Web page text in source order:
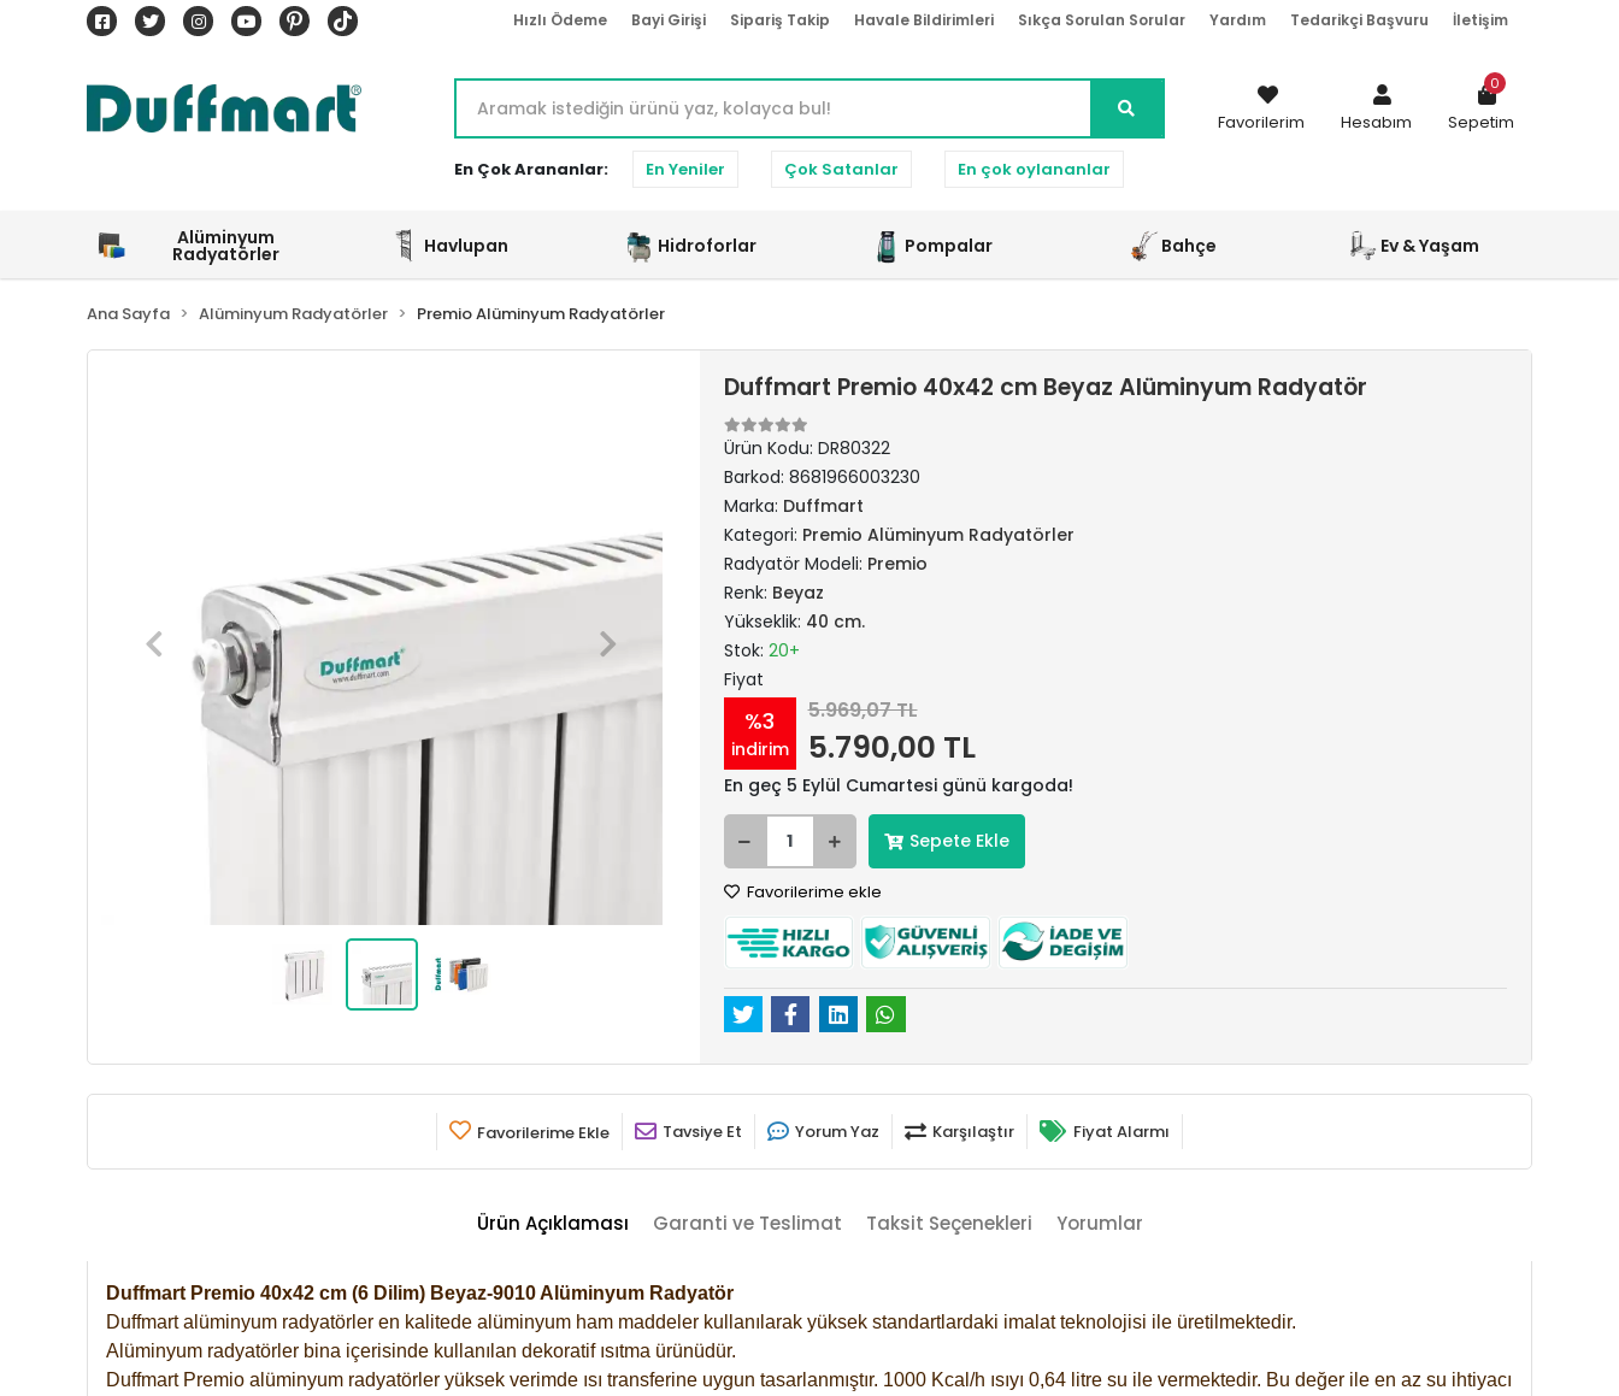
Hızlı Ödeme Bayi Girişi Sipariş Takip Havale Bildirimleri Sıkça Sorulan Sorular Yardım Tedarikçi Başvuru İletişim
En Çok Arananlar: En Yeniler Çok Satanlar En çok oylananlar
Favorilerim Hesabım Sepetim
0
Alüminyum
Radyatörler Havlupan Hidroforlar Pompalar Bahçe Ev & Yaşam
Ana Sayfa Alüminyum Radyatörler Premio Alüminyum Radyatörler
Duffmart Premio 40x42 cm Beyaz Alüminyum Radyatör
Ürün Kodu: DR80322
Barkod: 8681966003230
Marka: Duffmart
Kategori: Premio Alüminyum Radyatörler
Radyatör Modeli: Premio
Renk: Beyaz
Yükseklik: 40 cm.
Stok: 20+
Fiyat
%3
indirim
5.969,07 TL
5.790,00 TL
En geç 5 Eylül Cumartesi günü kargoda!
Sepete Ekle
Favorilerime ekle
Favorilerime Ekle Tavsiye Et Yorum Yaz Karşılaştır Fiyat Alarmı
Ürün Açıklaması Garanti ve Teslimat Taksit Seçenekleri Yorumlar
Duffmart Premio 40x42 cm (6 Dilim) Beyaz-9010 Alüminyum Radyatör
Duffmart alüminyum radyatörler en kalitede alüminyum ham maddeler kullanılarak yüksek standartlardaki imalat teknolojisi ile üretilmektedir.
Alüminyum radyatörler bina içerisinde kullanılan dekoratif ısıtma ürünüdür.
Duffmart Premio alüminyum radyatörler yüksek verimde ısı transferine uygun tasarlanmıştır. 1000 Kcal/h ısıyı 0,64 litre su ile vermektedir. Bu değer ile en az su ihtiyacı